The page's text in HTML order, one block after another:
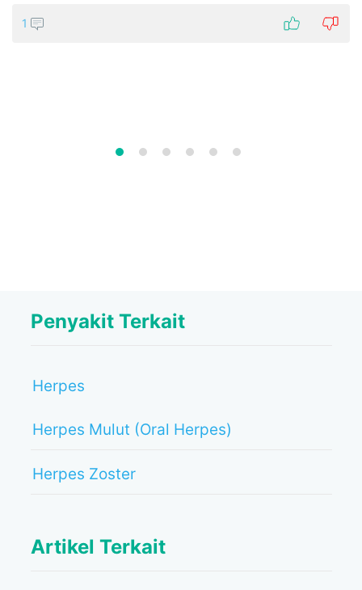
1
Penyakit Terkait
Herpes
Herpes Mulut (Oral Herpes)
Herpes Zoster
Artikel Terkait